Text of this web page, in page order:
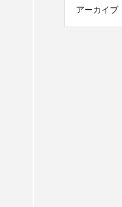
アーカイブ